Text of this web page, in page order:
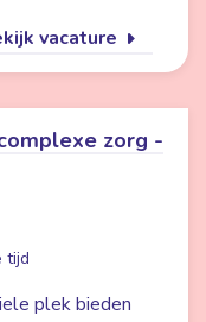
vacature
zorg -
tijd
plek bieden